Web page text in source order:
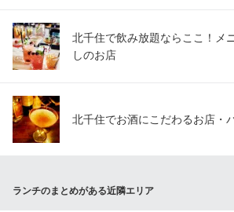
北千住で飲み放題ならここ！メ
しのお店
北千住でお酒にこだわるお店・
ランチのまとめがある近隣エリア